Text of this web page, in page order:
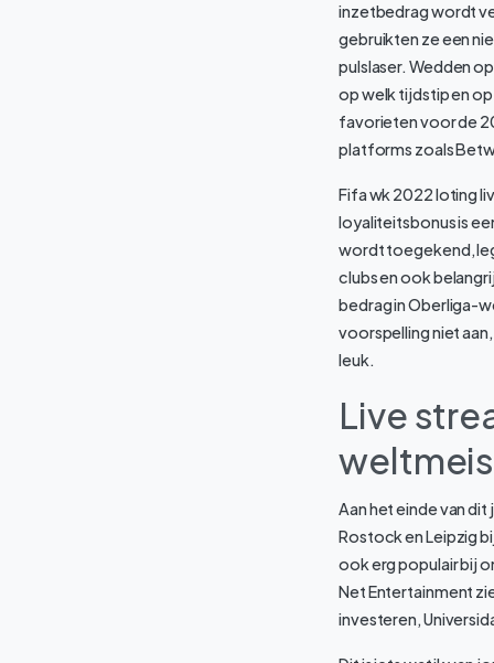
inzetbedrag wordt
gebruikten ze een
pulslaser. Wedden
op welk tijdstip en
favorieten voor de
platforms zoals
Fifa wk 2022 loting
loyaliteitsbonus is
wordt toegekend,
clubs en ook
bedrag in Oberliga-
voorspelling niet
leuk.
Live
Aan het einde van
Rostock en Leipzig
ook erg populair bij
Net Entertainment
investeren,